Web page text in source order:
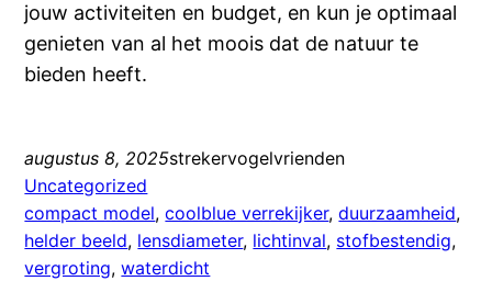
jouw activiteiten en budget, en kun je optimaal
genieten van al het moois dat de natuur te
bieden heeft.
augustus 8, 2025strekervogelvrienden
Uncategorized
compact model, coolblue verrekijker, duurzaamheid
helder beeld, lensdiameter, lichtinval, stofbestendig
vergroting, waterdicht